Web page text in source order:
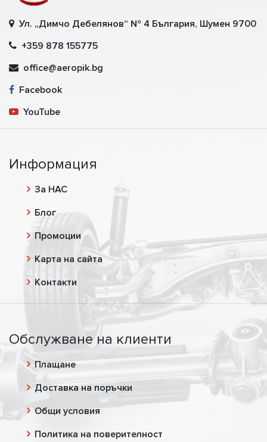
Ул. „Димчо Дебелянов“ № 4 България, Шумен 9700
+359 878 155775
office@aeropik.bg
Facebook
YouTube
Информация
За НАС
Блог
Промоции
Карта на сайта
Контакти
Обслужване на клиенти
Плащане
Доставка на поръчки
Общи условия
Политика на поверителност